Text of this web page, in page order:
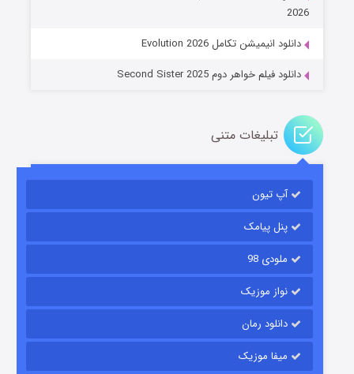
باب اسفنجی فصل ۱۷
قسمت6 (زیرنویس) منتشر شد
2026
دانلود انیمیشن تکامل Evolution 2026
دانلود فیلم خواهر دوم Second Sister 2025
تبلیغات متنی
آپ تیون
پنل پیامک
ملودی 98
نواز موزیک
دانلود رمان
میفا موزیک